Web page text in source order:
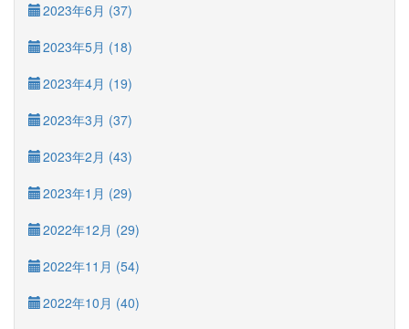
2023年6月 (37)
2023年5月 (18)
2023年4月 (19)
2023年3月 (37)
2023年2月 (43)
2023年1月 (29)
2022年12月 (29)
2022年11月 (54)
2022年10月 (40)